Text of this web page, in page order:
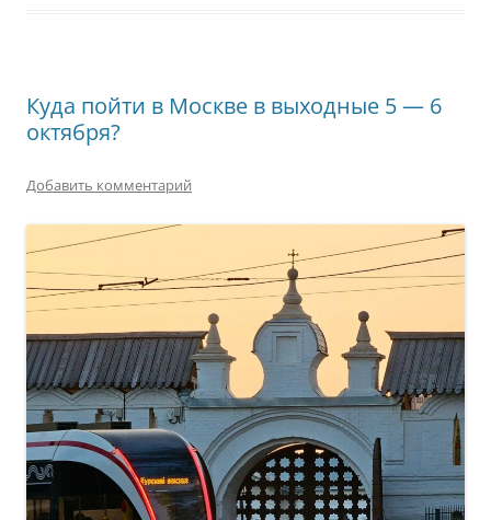
Куда пойти в Москве в выходные 5 — 6
октября?
Добавить комментарий